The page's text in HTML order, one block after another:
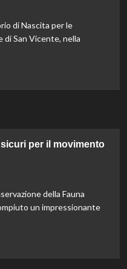
di Nascita per le
di San Vicente, nella
per il movimento
della Fauna
un impressionante